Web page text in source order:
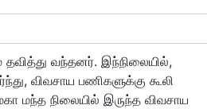
வந்தனர். இந்நிலையில்,
விவசாய பணிகளுக்கு கூலி
மந்த நிலையில் இருந்த விவசாய